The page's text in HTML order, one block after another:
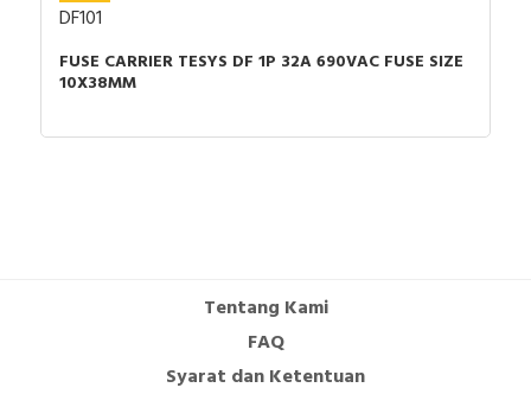
DF101
FUSE CARRIER TESYS DF 1P 32A 690VAC FUSE SIZE
10X38MM
Tentang Kami
FAQ
Syarat dan Ketentuan